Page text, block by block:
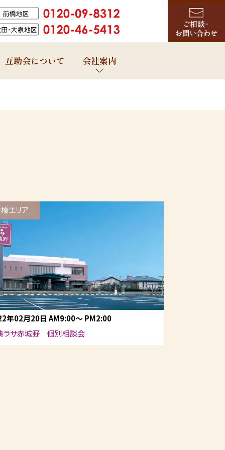
互助会について 会社案内
年02月20日 AM9:00～PM2:00
ラサ赤城野 個別相談会
エリア